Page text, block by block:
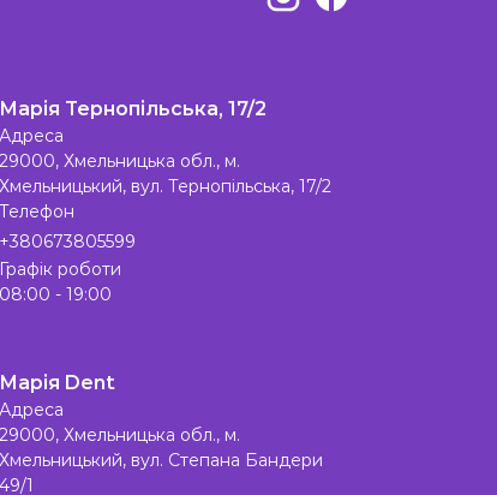
Марія Тернопільська, 17/2
Адреса
29000, Хмельницька обл., м.
Хмельницький, вул. Тернопільська, 17/2
Телефон
+380673805599
Графік роботи
08:00 - 19:00
Марія Dent
Адреса
29000, Хмельницька обл., м.
Хмельницький, вул. Степана Бандери
49/1